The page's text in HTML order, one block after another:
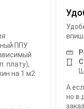
ППУ
плату),
на 1 м2
А
но в